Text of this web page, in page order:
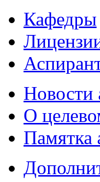
Кафедры
Новости
О
Памятка